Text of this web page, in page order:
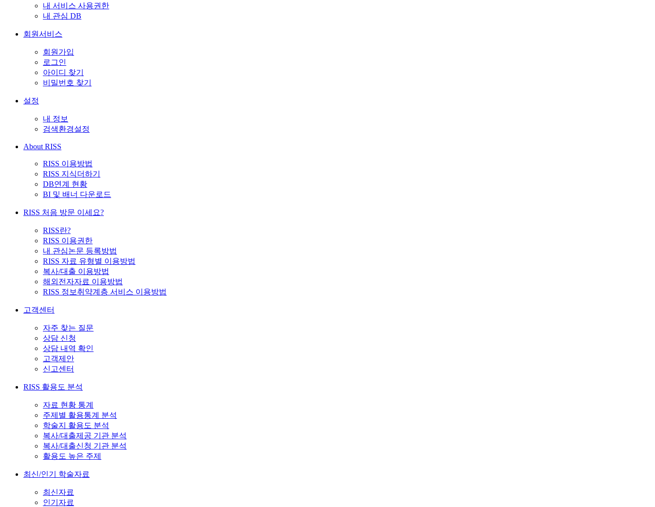
내 서비스 사용권한
내 관심 DB
회원서비스
회원가입
로그인
아이디 찾기
비밀번호 찾기
설정
내 정보
검색환경설정
About RISS
RISS 이용방법
RISS 지식더하기
DB연계 현황
BI 및 배너 다운로드
RISS 처음 방문 이세요?
RISS란?
RISS 이용권한
내 관심논문 등록방법
RISS 자료 유형별 이용방법
복사/대출 이용방법
해외전자자료 이용방법
RISS 정보취약계층 서비스 이용방법
고객센터
자주 찾는 질문
상담 신청
상담 내역 확인
고객제안
신고센터
RISS 활용도 분석
자료 현황 통계
주제별 활용통계 분석
학술지 활용도 분석
복사/대출제공 기관 분석
복사/대출신청 기관 분석
활용도 높은 주제
최신/인기 학술자료
최신자료
인기자료